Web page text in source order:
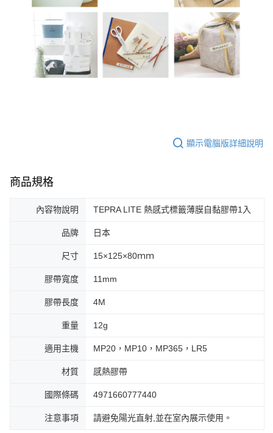
顯示電腦版詳細說明
商品規格
內容物說明 TEPRA LITE 熱感式標籤薄膜自黏膠帶1入
品牌 日本
尺寸 15×125×80ｍｍ
膠帶寬度 11mm
膠帶長度 4M
重量 12g
適用主機 MP20，MP10，MP365，LR5
材質 感熱膠帶
國際條碼 4971660777440
注意事項 請避免陽光直射,並在室內展示使用。